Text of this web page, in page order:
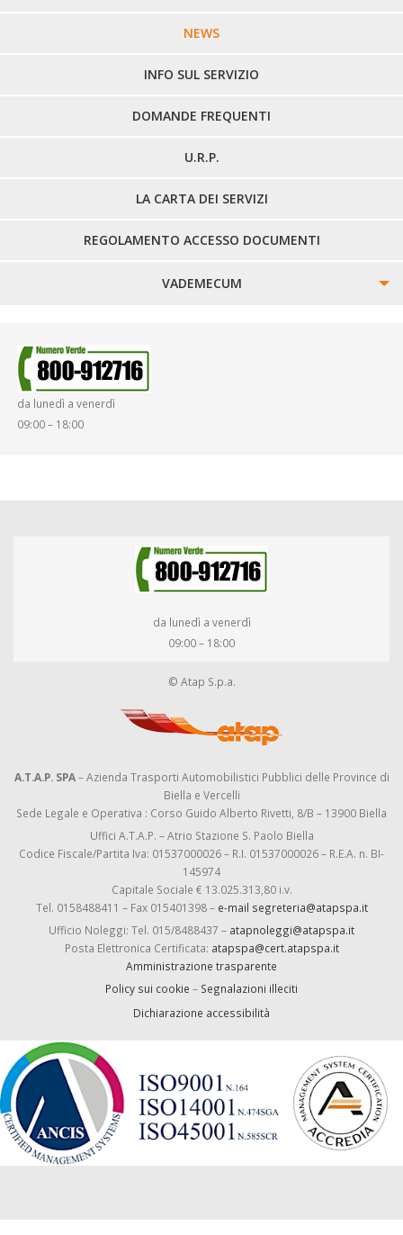
LINEE URBANE VERCELLI
LINEE EXTRAURBANE
NEWS
INFO SUL SERVIZIO
DOMANDE FREQUENTI
U.R.P.
LA CARTA DEI SERVIZI
REGOLAMENTO ACCESSO DOCUMENTI
VADEMECUM
SMARRIMENTO OGGETTI
da lunedì a venerdì
09:00 – 18:00
da lunedì a venerdì
09:00 – 18:00
© Atap S.p.a.
A.T.A.P. SPA– Azienda Trasporti Automobilistici Pubblici delle Province di
Biella e Vercelli
Sede Legale e Operativa : Corso Guido Alberto Rivetti, 8/B – 13900 Biella
Uffici A.T.A.P. – Atrio Stazione S. Paolo Biella
Codice Fiscale/Partita Iva: 01537000026 – R.I. 01537000026 – R.E.A. n. BI-
145974
Capitale Sociale € 13.025.313,80 i.v.
Tel. 0158488411 – Fax 015401398 – e-mail segreteria@atapspa.it
Ufficio Noleggi: Tel. 015/8488437 – atapnoleggi@atapspa.it
Posta Elettronica Certificata: atapspa@cert.atapspa.it
Amministrazione trasparente
Policy sui cookie – Segnalazioni illeciti
Dichiarazione accessibilità